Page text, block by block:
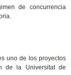
de concurrencia
uno de los proyectos
de la Universitat de